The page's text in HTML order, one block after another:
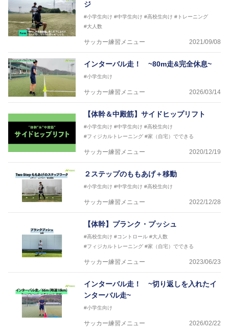
ジ
#小学生向け #中学生向け #高校生向け #トレーニング
#大人数
サッカー練習メニュー 2021/09/08
インターバル走！ ~80m走&完全休息~
#小学生向け
サッカー練習メニュー 2026/03/14
【体幹＆中殿筋】サイドヒップリフト
#小学生向け #中学生向け #高校生向け
#フィジカルトレーニング #家（自宅）でできる
サッカー練習メニュー 2020/12/19
２ステップのももあげ＋移動
#小学生向け #中学生向け #高校生向け
サッカー練習メニュー 2022/12/28
【体幹】プランク・プッシュ
#高校生向け #コントロール #大人数
#フィジカルトレーニング #家（自宅）でできる
サッカー練習メニュー 2023/06/23
インターバル走！ ~切り返しを入れたイ
ンターバル走~
#小学生向け
サッカー練習メニュー 2026/02/22